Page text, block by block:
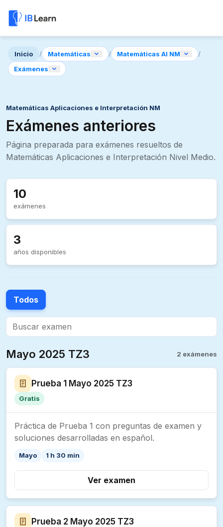
Inicio / Matemáticas / Matemáticas AI NM
/
Exámenes
Matemáticas Aplicaciones e Interpretación NM
Exámenes anteriores
Página preparada para exámenes resueltos de
Matemáticas Aplicaciones e Interpretación Nivel Medio.
10
exámenes
3
años disponibles
Todos
Mayo 2025 TZ3 2 exámenes
Prueba 1 Mayo 2025 TZ3
Gratis
Práctica de Prueba 1 con preguntas de examen y
soluciones desarrolladas en español.
Mayo 1 h 30 min
Ver examen
Prueba 2 Mayo 2025 TZ3